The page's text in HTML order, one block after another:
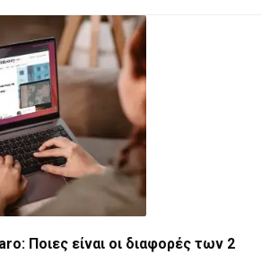
Ποιες είναι οι διαφορές των 2